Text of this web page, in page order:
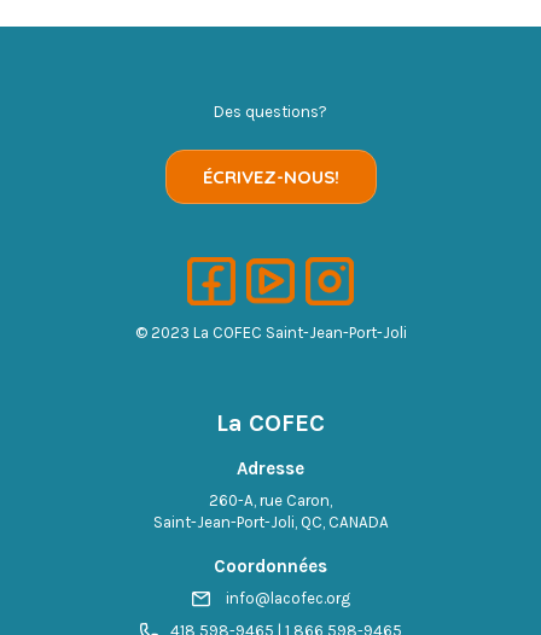
Des questions?
ÉCRIVEZ-NOUS!
© 2023 La COFEC Saint-Jean-Port-Joli
La COFEC
Adresse
260-A, rue Caron,
Saint-Jean-Port-Joli, QC, CANADA
Coordonnées
info@lacofec.org
418 598-9465 | 1 866 598-9465